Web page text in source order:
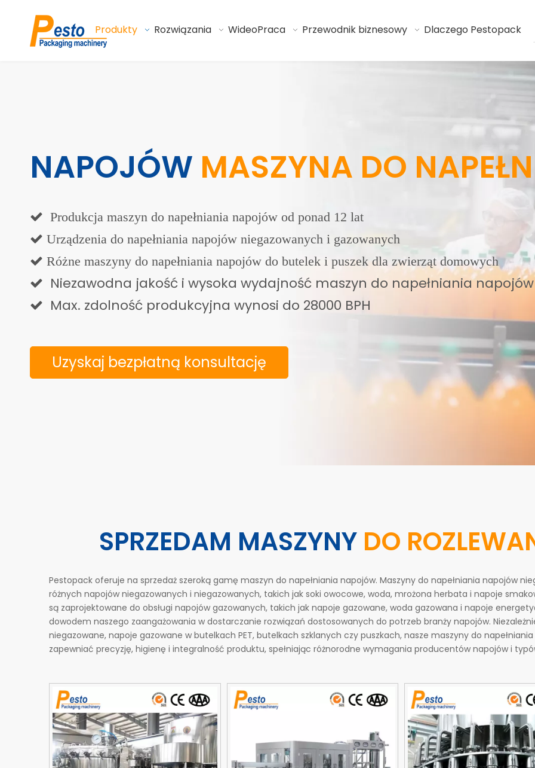
Produkty Rozwiązania WideoPraca Przewodnik biznesowy Dlaczego Pestopack
NAPOJÓW MASZYNA DO
 Produkcja maszyn do napełniania napojów od ponad 12 lat
 Urządzenia do napełniania napojów niegazowanych i gazowanych
 Różne maszyny do napełniania napojów do butelek i puszek dla zwierząt domowych
 Niezawodna jakość i wysoka wydajność maszyn do napełniania napojów
 Max. zdolność produkcyjna wynosi do 28000 BPH
Uzyskaj bezpłatną konsultację
SPRZEDAM MASZYNY DO
Pestopack oferuje na sprzedaż szeroką gamę maszyn do napełniania napojów. Maszyny do napełniania napojów
różnych napojów niegazowanych i niegazowanych, takich jak soki owocowe, woda, mrożona herbata i napoje
są zaprojektowane do obsługi napojów gazowanych, takich jak napoje gazowane, woda gazowana i napoje
dowodem naszego zaangażowania w dostarczanie rozwiązań dostosowanych do potrzeb branży napojów.
niegazowane, napoje gazowane w butelkach PET, butelkach szklanych czy puszkach, nasze maszyny do
zapewniać precyzję, higienę i integralność produktu, spełniając różnorodne wymagania producentów napojów i